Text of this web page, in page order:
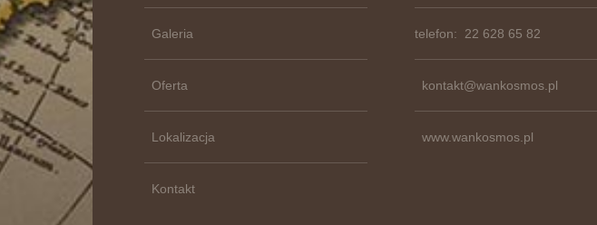
Galeria
Oferta
Lokalizacja
Kontakt
telefon: 22 628 65 82
kontakt@wankosmos.pl
www.wankosmos.pl